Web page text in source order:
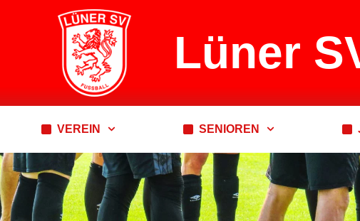
Lüner
VEREIN SENIOREN